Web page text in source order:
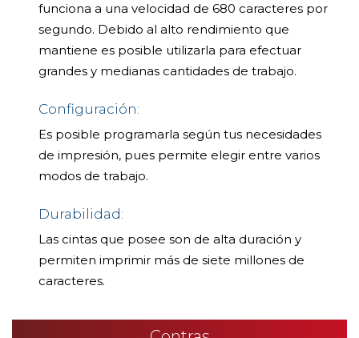
funciona a una velocidad de 680 caracteres por
segundo. Debido al alto rendimiento que
mantiene es posible utilizarla para efectuar
grandes y medianas cantidades de trabajo.
Configuración:
Es posible programarla según tus necesidades
de impresión, pues permite elegir entre varios
modos de trabajo.
Durabilidad:
Las cintas que posee son de alta duración y
permiten imprimir más de siete millones de
caracteres.